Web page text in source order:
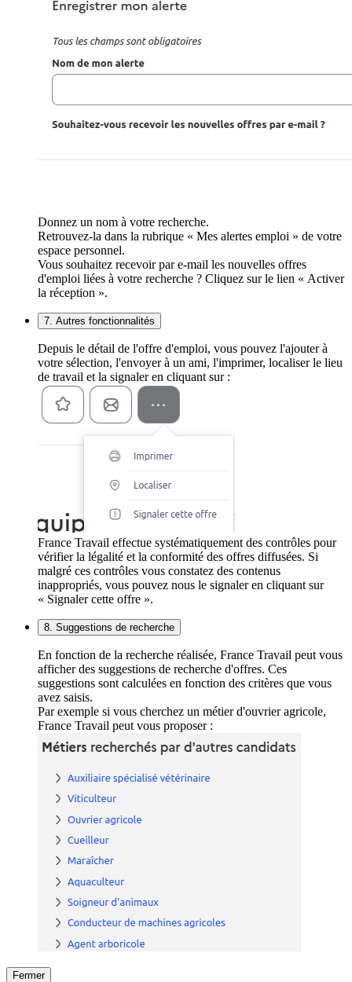
Donnez un nom à votre recherche.
Retrouvez-la dans la rubrique « Mes alertes emploi » de votre
espace personnel.
Vous souhaitez recevoir par e-mail les nouvelles offres
d'emploi liées à votre recherche ? Cliquez sur le lien « Activer
la réception ».
7. Autres fonctionnalités
Depuis le détail de l'offre d'emploi, vous pouvez l'ajouter à
votre sélection, l'envoyer à un ami, l'imprimer, localiser le lieu
de travail et la signaler en cliquant sur :
France Travail effectue systématiquement des contrôles pour
vérifier la légalité et la conformité des offres diffusées. Si
malgré ces contrôles vous constatez des contenus
inappropriés, vous pouvez nous le signaler en cliquant sur
« Signaler cette offre ».
8. Suggestions de recherche
En fonction de la recherche réalisée, France Travail peut vous
afficher des suggestions de recherche d'offres. Ces
suggestions sont calculées en fonction des critères que vous
avez saisis.
Par exemple si vous cherchez un métier d'ouvrier agricole,
France Travail peut vous proposer :
Fermer